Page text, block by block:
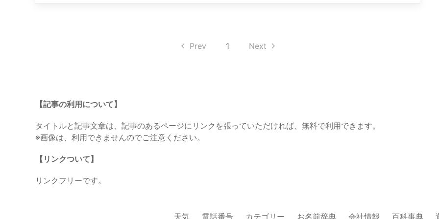
Prev 1 Next
【記事の利用について】
タイトルと記事文章は、記事のあるページにリンクを張っていただければ、無料で利用できます。
※画像は、利用できませんのでご注意ください。
【リンクついて】
リンクフリーです。
天気 電話番号 カテゴリー お名前辞典 会社情報 百科事典